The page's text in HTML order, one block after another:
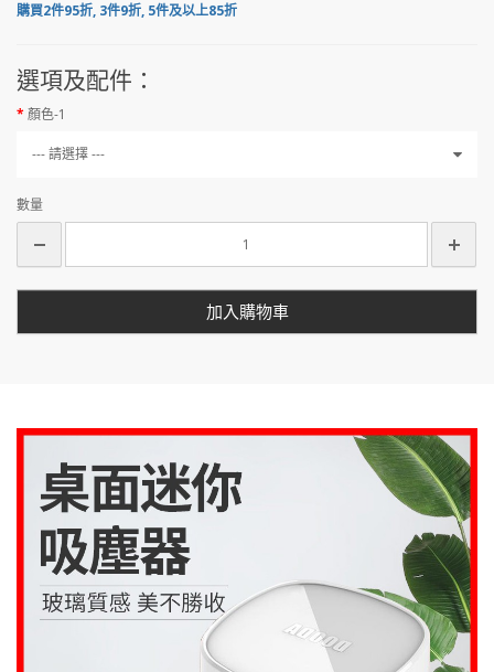
購買2件95折, 3件9折, 5件及以上85折
選項及配件：
顏色-1
--- 請選擇 ---
數量
加入購物車